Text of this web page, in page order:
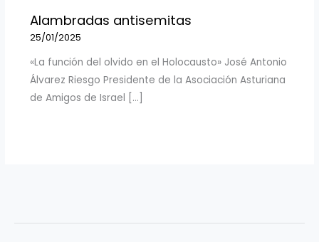
Alambradas antisemitas
25/01/2025
«La función del olvido en el Holocausto» José Antonio
Álvarez Riesgo Presidente de la Asociación Asturiana
de Amigos de Israel […]